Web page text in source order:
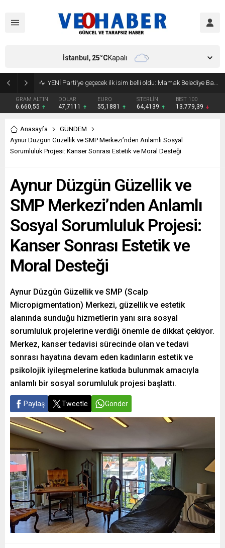
YENİ Parti’ye geçecek ilk isim belli oldu: Mamak Belediye Başkanı CHP’den istifa etti
GRAM ALTIN
6.660,55
DOLAR
47,7111
EURO
55,1881
STERLİN
64,4139
BIST 100
13.779,39
İstanbul, 25°CKapalı
Anasayfa
GÜNDEM
Aynur Düzgün Güzellik ve SMP Merkezi’nden Anlamlı Sosyal
Sorumluluk Projesi: Kanser Sonrası Estetik ve Moral Desteği
Aynur Düzgün Güzellik ve
SMP Merkezi’nden Anlamlı
Sosyal Sorumluluk Projesi:
Kanser Sonrası Estetik ve
Moral Desteği
Aynur Düzgün Güzellik ve SMP (Scalp
Micropigmentation) Merkezi, güzellik ve estetik
alanında sunduğu hizmetlerin yanı sıra sosyal
sorumluluk projelerine verdiği önemle de dikkat çekiyor.
Merkez, kanser tedavisi sürecinde olan ve tedavi
sonrası hayatına devam eden kadınların estetik ve
psikolojik iyileşmelerine katkıda bulunmak amacıyla
anlamlı bir sosyal sorumluluk projesi başlattı.
Paylaş Tweetle Gönder